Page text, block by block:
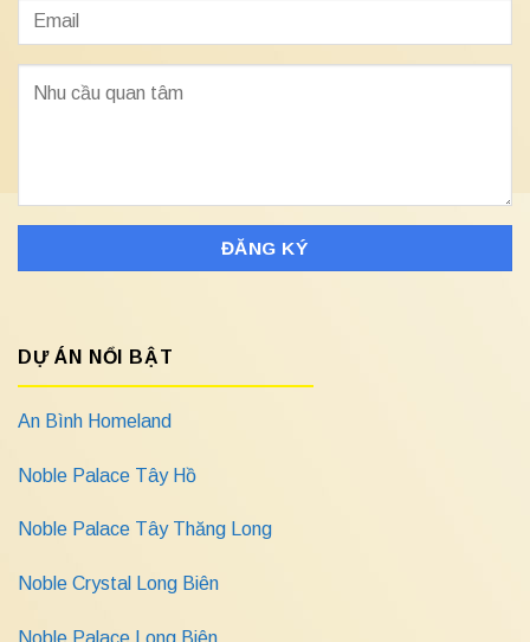
DỰ ÁN NỔI BẬT
An Bình Homeland
Noble Palace Tây Hồ
Noble Palace Tây Thăng Long
Noble Crystal Long Biên
Noble Palace Long Biên